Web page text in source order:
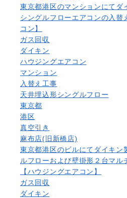
東京都港区のマンションにてダ
シングルフローエアコンの入替
コン】
ガス回収
ダイキン
ハウジングエアコン
マンション
入替え工事
天井埋込形シングルフロー
東京都
港区
真空引き
麻布店(旧新橋店)
東京都港区のビルにてダイキン
ルフローおよび壁掛形２台マル
【ハウジングエアコン】
ガス回収
ダイキン